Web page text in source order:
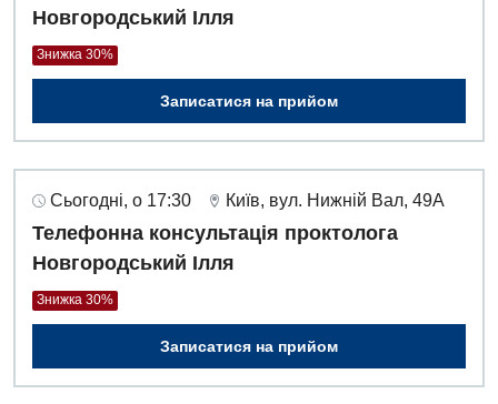
Новгородський Ілля
Знижка 30%
Записатися на прийом
Сьогодні, о 17:30 Київ, вул. Нижній Вал, 49А
Телефонна консультація проктолога
Новгородський Ілля
Знижка 30%
Записатися на прийом